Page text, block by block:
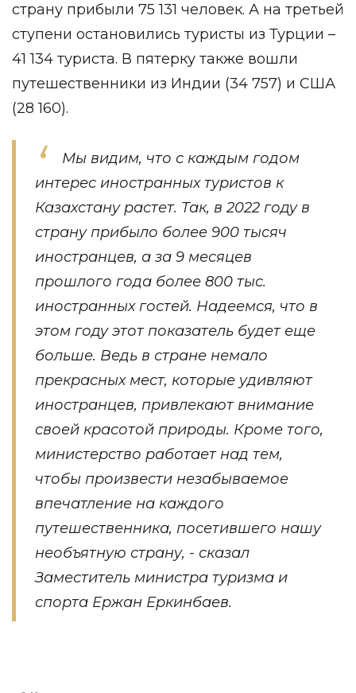
страну прибыли 75 131 человек. А на третьей
ступени остановились туристы из Турции –
41 134 туриста. В пятерку также вошли
путешественники из Индии (34 757) и США
(28 160).
Мы видим, что с каждым годом
интерес иностранных туристов к
Казахстану растет. Так, в 2022 году в
страну прибыло более 900 тысяч
иностранцев, а за 9 месяцев
прошлого года более 800 тыс.
иностранных гостей. Надеемся, что в
этом году этот показатель будет еще
больше. Ведь в стране немало
прекрасных мест, которые удивляют
иностранцев, привлекают внимание
своей красотой природы. Кроме того,
министерство работает над тем,
чтобы произвести незабываемое
впечатление на каждого
путешественника, посетившего нашу
необъятную страну, - сказал
Заместитель министра туризма и
спорта Ержан Еркинбаев.